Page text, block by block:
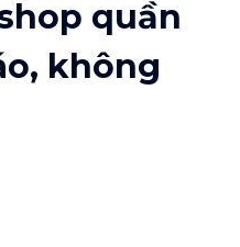
quần
không